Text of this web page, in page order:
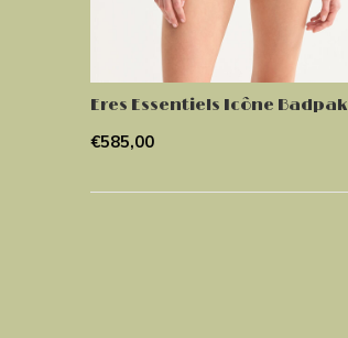
Eres Essentiels Icône Badpak
€585,00